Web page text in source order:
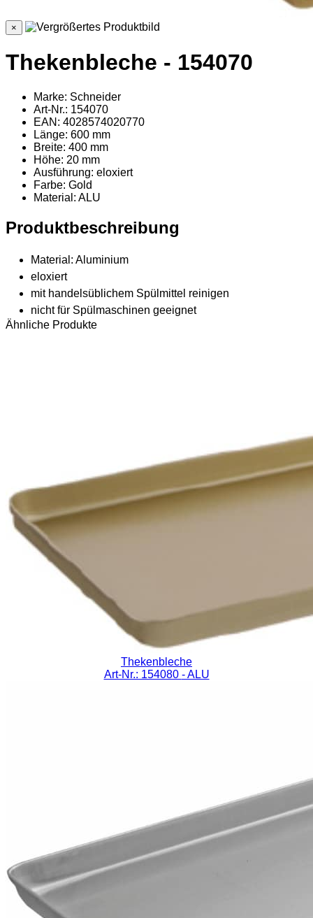
×
Thekenbleche - 154070
Marke: Schneider
Art-Nr.: 154070
EAN: 4028574020770
Länge: 600 mm
Breite: 400 mm
Höhe: 20 mm
Ausführung: eloxiert
Farbe: Gold
Material : ALU
Produktbeschreibung
Material: Aluminium
eloxiert
mit handelsüblichem Spülmittel reinigen
nicht für Spülmaschinen geeignet
Ähnliche Produkte
Thekenbleche
Art-Nr.: 154080 - ALU